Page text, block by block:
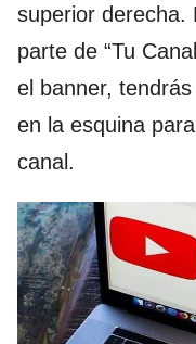
superior derecha.
parte de “Tu
el banner,
en la esquina
canal.